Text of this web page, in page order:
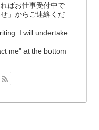
ばお仕事受付中で
」からご連絡くだ
I will undertake
me" at the bottom